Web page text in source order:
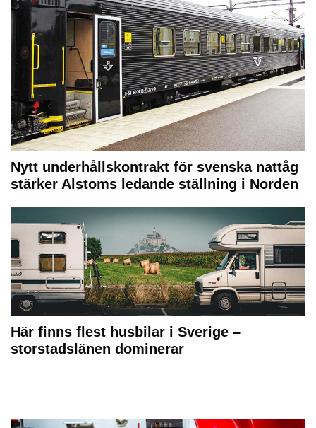
Nytt underhållskontrakt för svenska nattåg
stärker Alstoms ledande ställning i Norden
Här finns flest husbilar i Sverige –
storstadslänen dominerar